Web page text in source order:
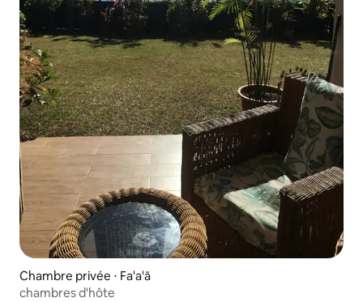
Chambre privée ⋅ Fa'a'ā
chambres d'hôte